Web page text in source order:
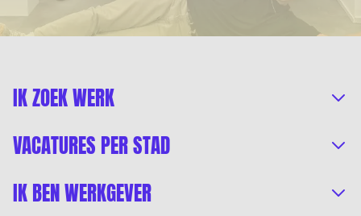
IK ZOEK WERK
VACATURES PER STAD
IK BEN WERKGEVER